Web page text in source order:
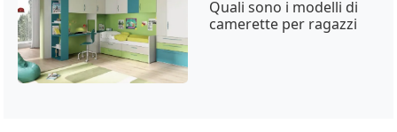
Quali sono i modelli di
camerette per ragazzi